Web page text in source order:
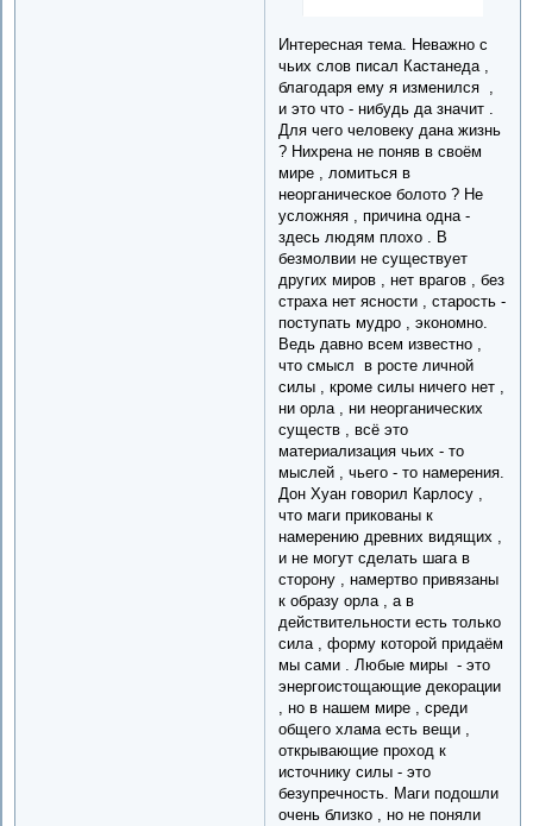
Интересная тема. Неважно с
чьих слов писал Кастанеда ,
благодаря ему я изменился ,
и это что - нибудь да значит .
Для чего человеку дана жизнь
? Нихрена не поняв в своём
мире , ломиться в
неорганическое болото ? Не
усложняя , причина одна -
здесь людям плохо . В
безмолвии не существует
других миров , нет врагов , без
страха нет ясности , старость -
поступать мудро , экономно.
Ведь давно всем известно ,
что смысл в росте личной
силы , кроме силы ничего нет ,
ни орла , ни неорганических
существ , всё это
материализация чьих - то
мыслей , чьего - то намерения.
Дон Хуан говорил Карлосу ,
что маги прикованы к
намерению древних видящих ,
и не могут сделать шага в
сторону , намертво привязаны
к образу орла , а в
действительности есть только
сила , форму которой придаём
мы сами . Любые миры - это
энергоистощающие декорации
, но в нашем мире , среди
общего хлама есть вещи ,
открывающие проход к
источнику силы - это
безупречность. Маги подошли
очень близко , но не поняли